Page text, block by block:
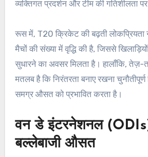
व्यक्तिगत प्रदर्शन और टीम की गतिशीलता
रूस में, T20 क्रिकेट की बढ़ती लोकप्रियता ने
मैचों की संख्या में वृद्धि की है, जिससे
सुधारने का अवसर मिलता है। हालाँकि, तेज़-
मतलब है कि निरंतरता बनाए रखना
समग्र औसत को प्रभावित करता है।
वन डे इंटरनेशनल
बल्लेबाजी औसत